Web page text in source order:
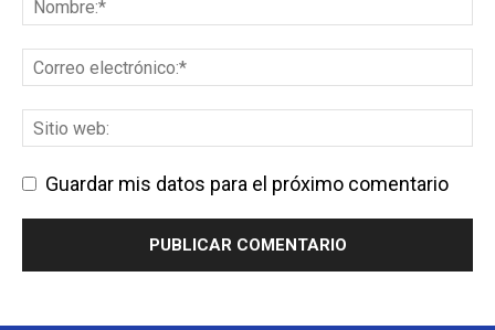
Guardar mis datos para el próximo comentario